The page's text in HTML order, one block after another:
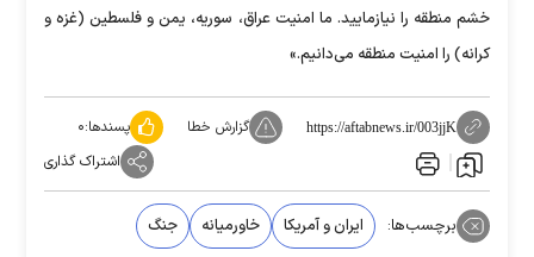
خشم منطقه را نیازمایید. ما امنیت عراق، سوریه، یمن و فلسطین (غزه و
کرانه) را امنیت منطقه می‌دانیم.»
https://aftabnews.ir/003jjK گزارش خطا پسندها:۰
اشتراک گذاری
برچسب‌ها: ایران و آمریکا خاورمیانه جنگ